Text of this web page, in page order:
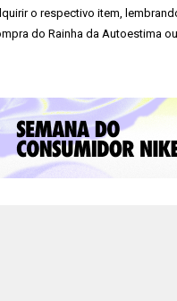
o respectivo item,
do Rainha da Autoestima